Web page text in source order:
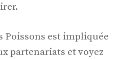
Poissons est impliquée
partenariats et voyez